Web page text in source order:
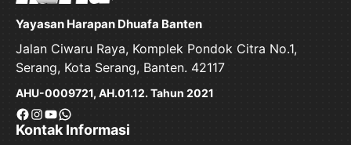
Yayasan Harapan Dhuafa Banten
Jalan Ciwaru Raya, Komplek Pondok Citra No.1,
Serang, Kota Serang, Banten. 42117
AHU-0009721, AH.01.12. Tahun 2021
Facebook
Instagram
YouTube
WhatsApp
Kontak Informasi